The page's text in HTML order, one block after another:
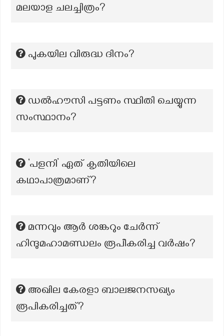
മലയാള ചലച്ചിത്രം?
പുകയില വിരുദ്ധ ദിനം?
ഡൽഹൗസി പട്ടണം സ്ഥിതി ചെയ്യുന്ന
സംസ്ഥാനം?
‘പളനി’ ഏത് കൃതിയിലെ
കഥാപാത്രമാണ്?
മന്നവും ആർ ശങ്കറും ചേർന്ന്
ഹിന്ദുമഹാമണ്ഡലം രൂപീകരിച്ച വർഷം?
അഖില കേരളാ ബാലജനസഖ്യം
രൂപികരിച്ചത്?